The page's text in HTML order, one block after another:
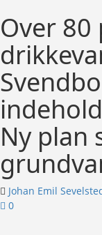
Over
Ny plan
Johan Emil
0